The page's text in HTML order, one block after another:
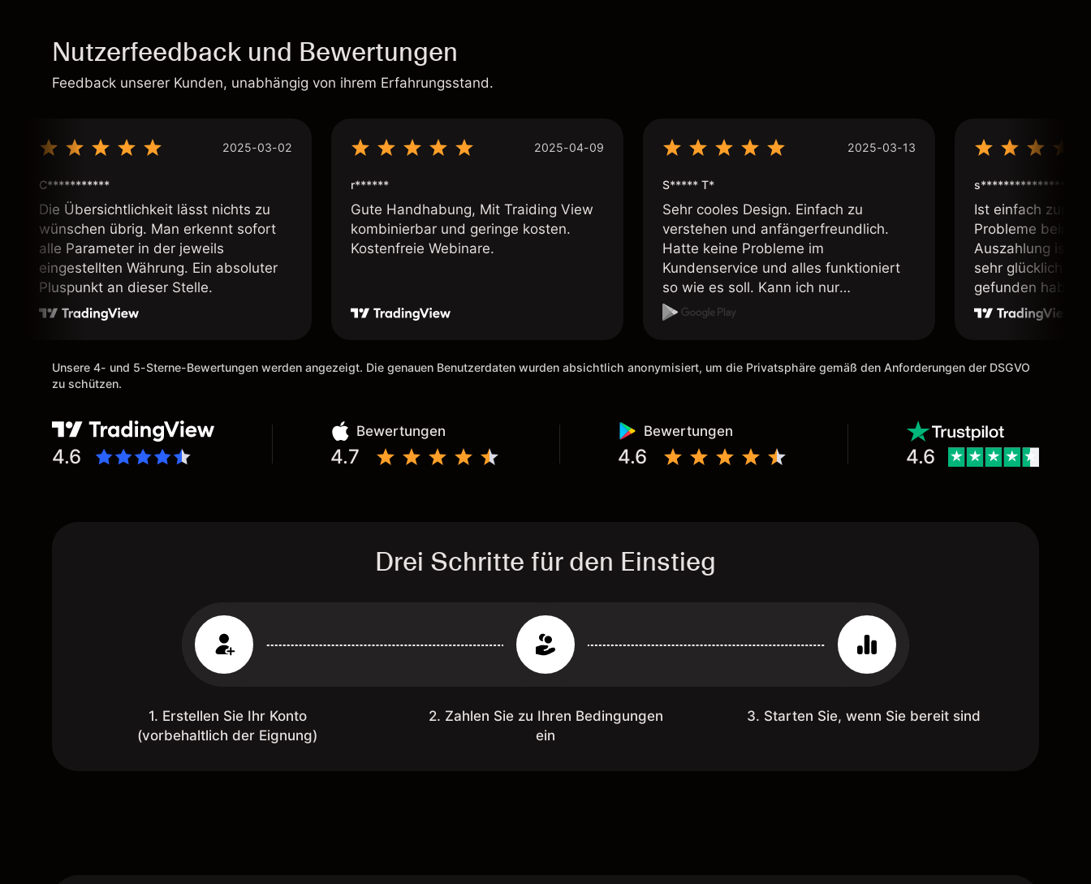
Nutzerfeedback und Bewertungen
Feedback unserer Kunden, unabhängig von ihrem Erfahrungsstand.
2025-03-02
C***********
Die Übersichtlichkeit lässt nichts zu
wünschen übrig. Man erkennt sofort
alle Parameter in der jeweils
eingestellten Währung. Ein absoluter
Pluspunkt an dieser Stelle.
2025-04-09
r******
Gute Handhabung, Mit Traiding View
kombinierbar und geringe kosten.
Kostenfreie Webinare.
2025-03-13
S***** T*
Sehr cooles Design. Einfach zu
verstehen und anfängerfreundlich.
Hatte keine Probleme im
Kundenservice und alles funktioniert
so wie es soll. Kann ich nur
weiterempfehlen.
s****************
Ist einfach zum
Probleme beim
Auszahlung ist
sehr glücklich
gefunden habe.
weiter meine
Unsere 4- und 5-Sterne-Bewertungen werden angezeigt. Die genauen Benutzerdaten wurden absichtlich anonymisiert, um die Privatsphäre gemäß den Anforderungen der DSGVO
zu schützen.
4.6
Bewertungen
4.7
Bewertungen
4.6 4.6
Drei Schritte für den Einstieg
1. Erstellen Sie Ihr Konto
(vorbehaltlich der Eignung)
2. Zahlen Sie zu Ihren Bedingungen
ein
3. Starten Sie, wenn Sie bereit sind